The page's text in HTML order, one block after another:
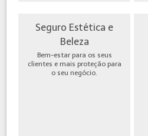
Seguro Estética e
Beleza
Bem-estar para os seus
clientes e mais proteção para
o seu negócio.